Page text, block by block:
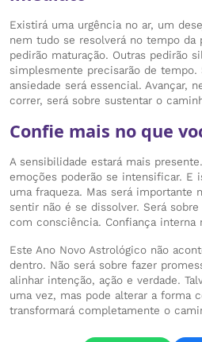
Existirá uma urgência no ar, um
nem tudo se resolverá no tempo da
pedirão maturação. Outras pedirão
simplesmente precisarão de tempo.
ansiedade será essencial. Avançar,
correr, será sobre sustentar o
Confie mais no que
A sensibilidade estará mais
emoções poderão se intensificar. E
uma fraqueza. Mas será importante
sentir não é se dissolver. Será
com consciência. Confiança interna
Este Ano Novo Astrológico não
dentro. Não será sobre fazer
alinhar intenção, ação e verdade.
uma vez, mas pode alterar a forma
transformará completamente o